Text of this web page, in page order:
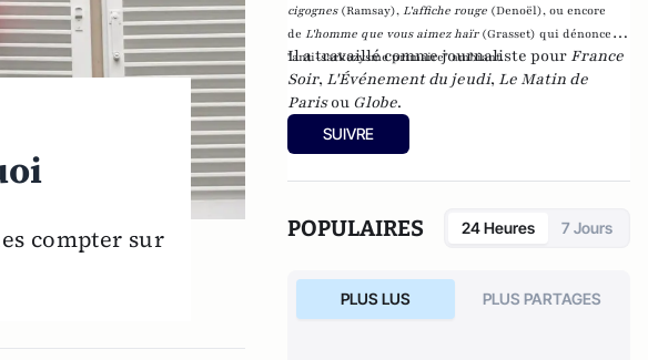
compter sur
cigognes (Ramsay),L'affiche rouge (Denoël), ou encore
deL'homme que vous aimez haïr (Grasset) qui dénonce l'
"anti-sarkozysme primaire" ambiant.
Il a travaillé comme journaliste pour France
Soir, L'Événement du jeudi, Le Matin de
Parisou Globe.
SUIVRE
POPULAIRES 24 Heures 7 Jours
PLUS LUS PLUS PARTAGES